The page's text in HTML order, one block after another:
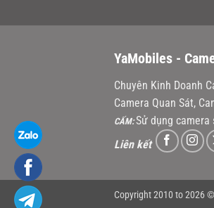
YaMobiles -
Chuyên Kinh Doanh
Camera Quan Sát,
CẤM:Sử dụng
Liên kết
Copyright 2010 to 2026